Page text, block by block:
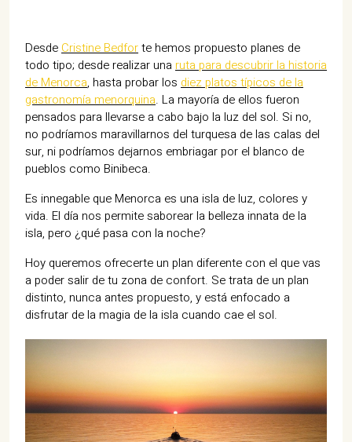
El Mundo de Cristine
Galería
C/ Infanta, 19
07702 Mahón, Menorca
Hotel: +34 971 635 502
mahon@cristinebedfor.com
Desde Cristine Bedforte hemos propuesto planes de
todo tipo; desde realizar una ruta para descubrir la historia
de Menorca, hasta probar los diez platos típicos de la
gastronomía menorquina. La mayoría de ellos fueron
pensados para llevarse a cabo bajo la luz del sol. Si no,
no podríamos maravillarnos del turquesa de las calas del
sur, ni podríamos dejarnos embriagar por el blanco de
pueblos como Binibeca.
Es innegable que Menorca es una isla de luz, colores y
vida. El día nos permite saborear la belleza innata de la
isla, pero ¿qué pasa con la noche?
Hoy queremos ofrecerte un plan diferente con el que vas
a poder salir de tu zona de confort. Se trata de un plan
distinto, nunca antes propuesto, y está enfocado a
disfrutar de la magia de la isla cuando cae el sol.